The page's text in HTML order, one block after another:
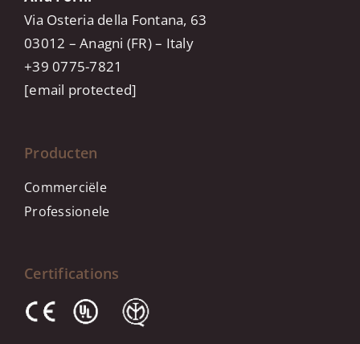
Via Osteria della Fontana, 63
03012 – Anagni (FR) – Italy
+39 0775-7821
[email protected]
Producten
Commerciële
Professionele
Certifications